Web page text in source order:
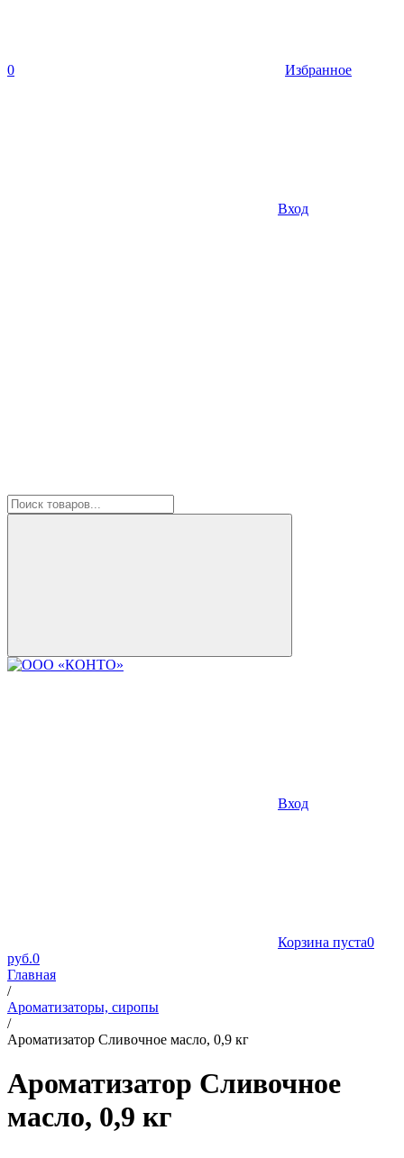
0 Избранное
Вход
Вход
Корзина пуста0
руб.0
Главная
/
Ароматизаторы, сиропы
/
Ароматизатор Сливочное масло, 0,9 кг
Ароматизатор Сливочное
масло, 0,9 кг